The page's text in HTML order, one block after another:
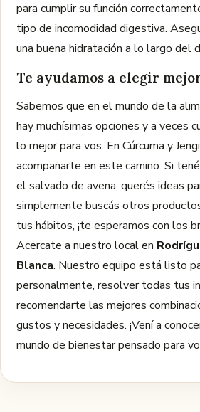
para cumplir su función
tipo de incomodidad digestiva.
una buena hidratación a lo largo del
Te ayudamos a elegir
Sabemos que en el mundo de la
hay muchísimas opciones y a veces
lo mejor para vos. En Cúrcuma y
acompañarte en este camino. Si
el salvado de avena, querés ideas
simplemente buscás otros
tus hábitos, ¡te esperamos con los
Acercate a nuestro local en
Blanca. Nuestro equipo está listo
personalmente, resolver todas tus
recomendarte las mejores
gustos y necesidades. ¡Vení a
mundo de bienestar pensado para